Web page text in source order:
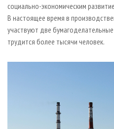
социально-экономическим
В настоящее время в
участвуют две
трудится более тысячи человек.